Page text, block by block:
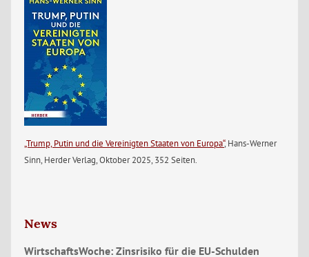
„Trump, Putin und die Vereinigten Staaten von Europa“, Hans-Werner
Sinn, Herder Verlag, Oktober 2025, 352 Seiten.
News
WirtschaftsWoche: Zinsrisiko für die EU-Schulden